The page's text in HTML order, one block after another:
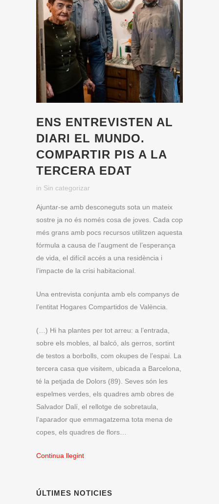
ENS ENTREVISTEN AL
DIARI EL MUNDO.
COMPARTIR PIS A LA
TERCERA EDAT
in Sin categorizar
Ajuntar-se amb desconeguts sota un mateix
sostre ja no és només cosa de joves. Cada cop
més grans amb pocs recursos utilitzen aquesta
fórmula a causa de l’augment de l’esperança
de vida, el difícil accés a una residència i
l’impacte de la crisi habitacional.
Una entrevista conjunta amb els companys de
l’entitat Hogares Compartidos de València.
(…) Hi ha plantes per tot arreu: a l’entrada,
sobre els mobles, al balcó, als gerros, sortint
de testos a borbolls, com okupes de l’espai. La
tercera casa que visitem, ubicada a Barcelona,
​​té la petjada de Dolors (89). Seves són les
espelmes verdes, els quadres amb obres de
Salvador Dalí, el rellotge de sobretaula,
l’aparador que emmagatzema tota mena de
copes, els quadres de flors…
Continua llegint
ÚLTIMES NOTICIES